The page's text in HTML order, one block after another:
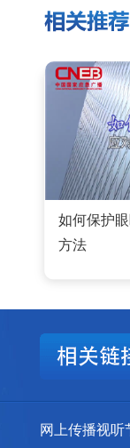
如何保护
方法
网上传播视